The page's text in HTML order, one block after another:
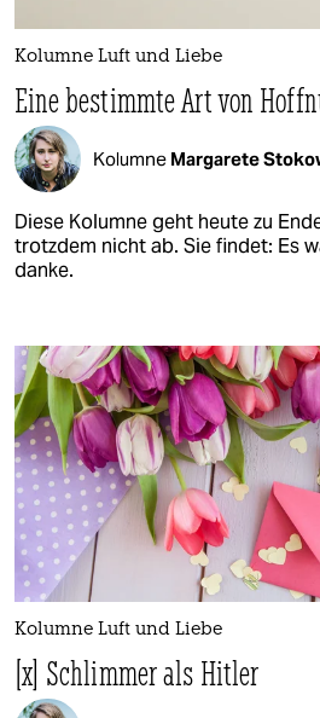
Kolumne Luft und Liebe
Eine bestimmte Art von
Kolumne Margarete
Diese Kolumne geht heute zu
trotzdem nicht ab. Sie findet: Es
danke.
Kolumne Luft und Liebe
[x] Schlimmer als Hitler